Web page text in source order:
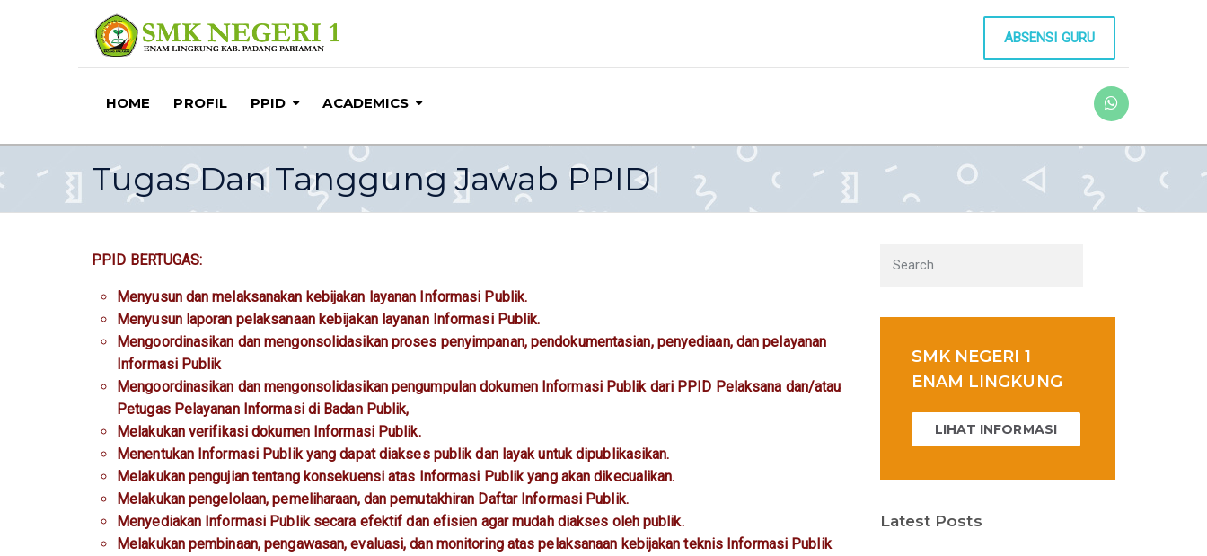
ABSENSI GURU
HOME PROFIL PPID ACADEMICS
Tugas Dan Tanggung Jawab PPID
PPID BERTUGAS:
Menyusun dan melaksanakan kebijakan layanan Informasi Publik.
Menyusun laporan pelaksanaan kebijakan layanan Informasi Publik.
Mengoordinasikan dan mengonsolidasikan proses penyimpanan, pendokumentasian, penyediaan, dan pelayanan
Informasi Publik
Mengoordinasikan dan mengonsolidasikan pengumpulan dokumen Informasi Publik dari PPID Pelaksana dan/atau
Petugas Pelayanan Informasi di Badan Publik,
Melakukan verifikasi dokumen Informasi Publik.
Menentukan Informasi Publik yang dapat diakses publik dan layak untuk dipublikasikan.
Melakukan pengujian tentang konsekuensi atas Informasi Publik yang akan dikecualikan.
Melakukan pengelolaan, pemeliharaan, dan pemutakhiran Daftar Informasi Publik.
Menyediakan Informasi Publik secara efektif dan efisien agar mudah diakses oleh publik.
Melakukan pembinaan, pengawasan, evaluasi, dan monitoring atas pelaksanaan kebijakan teknis Informasi Publik
SMK NEGERI 1
ENAM LINGKUNG
LIHAT INFORMASI
Latest Posts